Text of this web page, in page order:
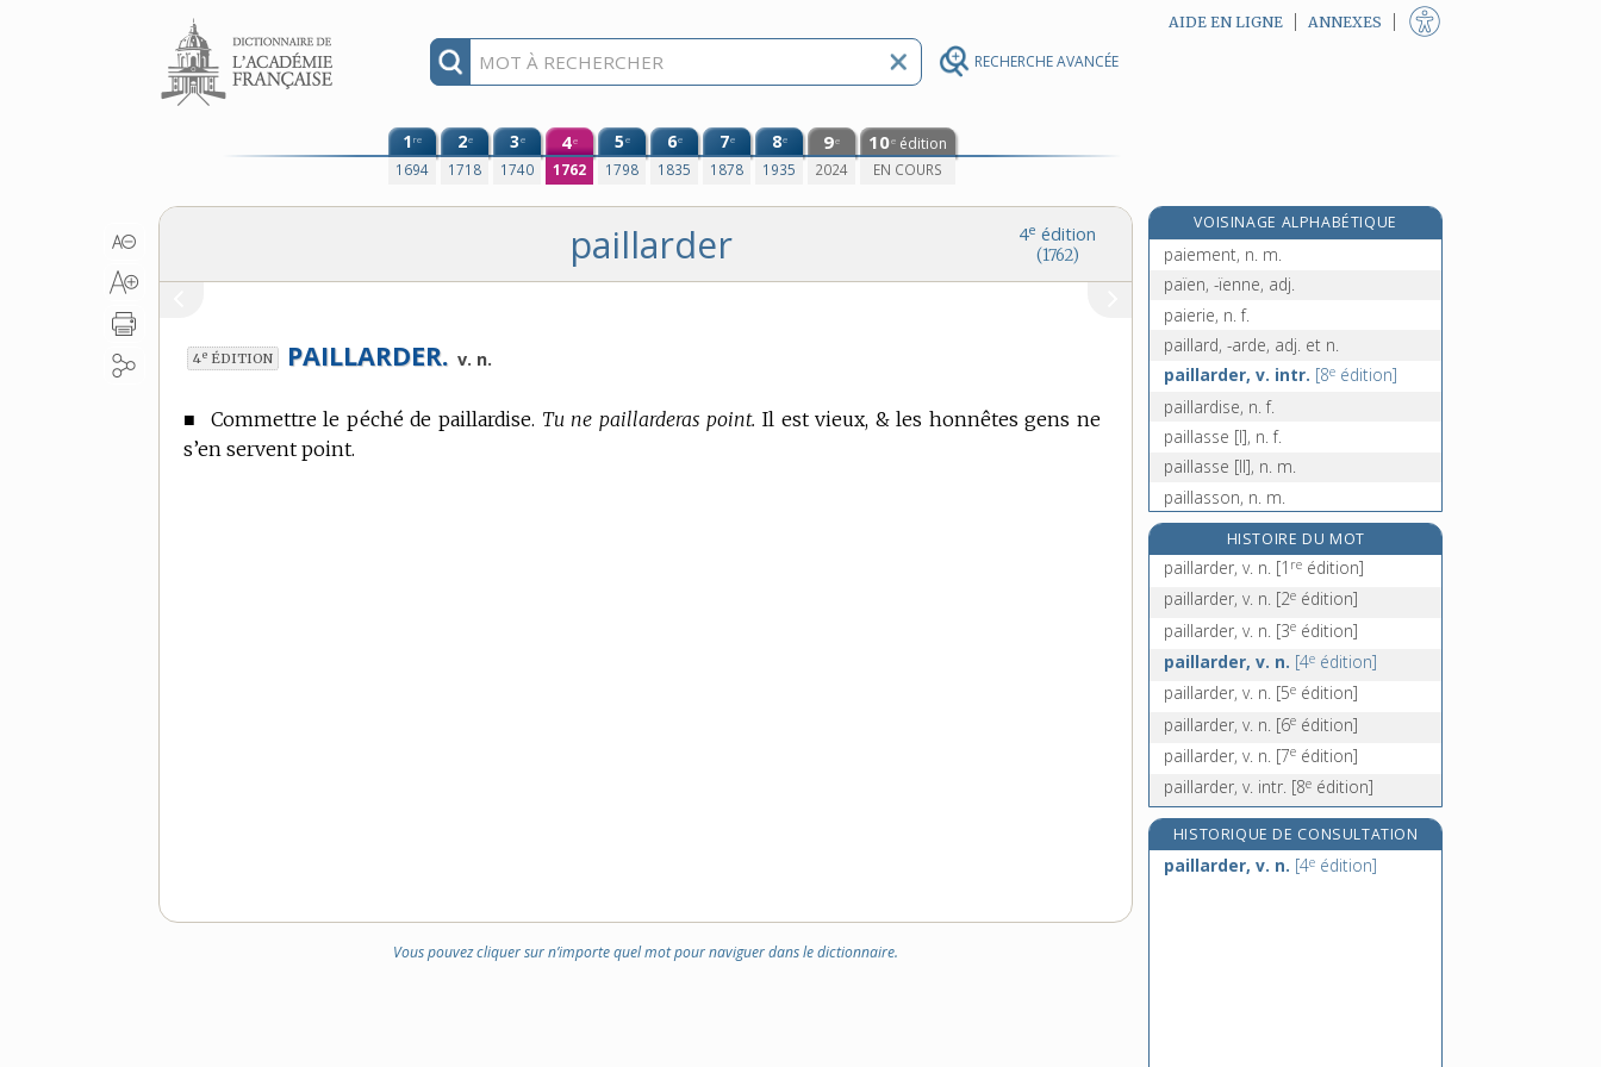
RECHERCHE AVANCÉE
Aller au contenu AIDE EN LIGNE ANNEXES
1re
1694
2e
1718
3e
1740
4e
1762
5e
1798
6e
1835
7e
1878
8e
1935
9e
2024
10e édition
EN COURS
4e édition
(1762)
paillarder
4e ÉDITION PAILLARDER. v. n.
■ Commettre le péché de paillardise. Tu ne paillarderas point. Il est vieux, & les honnêtes gens ne
s’en servent point.
Vous pouvez cliquer sur n’importe quel mot pour naviguer dans le dictionnaire.
VOISINAGE ALPHABÉTIQUE
paie, n. f.
paiement, n. m.
païen, -ïenne, adj.
paierie, n. f.
paillard, -arde, adj. et n.
paillarder, v. intr. [8e édition]
paillardise, n. f.
paillasse [I], n. f.
paillasse [II], n. m.
paillasson, n. m.
paillassonnage, n. m.
paillassonner, v. tr.
paille, n. f.
paille-en-cul, n. m.
HISTOIRE DU MOT
paillarder, v. n. [1 re édition]
paillarder, v. n. [2e édition]
paillarder, v. n. [3e édition]
paillarder, v. n. [4e édition]
paillarder, v. n. [5e édition]
paillarder, v. n. [6e édition]
paillarder, v. n. [7e édition]
paillarder, v. intr. [8e édition]
HISTORIQUE DE CONSULTATION
paillarder, v. n. [4e édition]